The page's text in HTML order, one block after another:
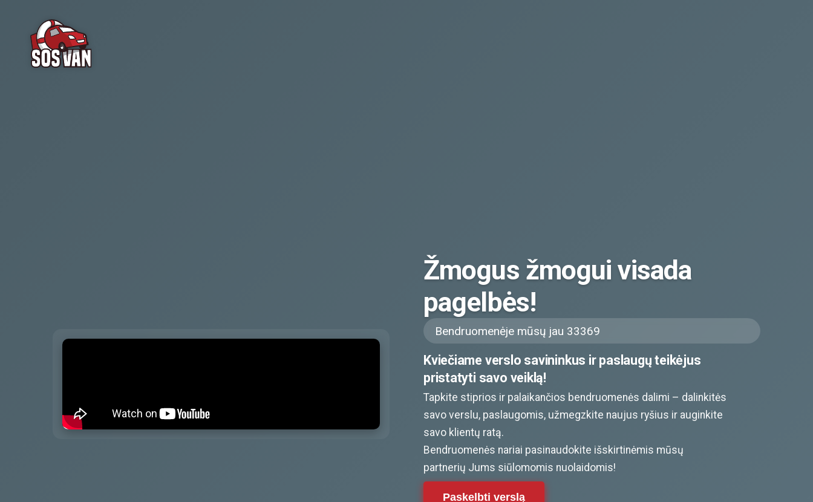
Žmogus žmogui visada
pagelbės!
Bendruomenėje mūsų jau 33369
Kviečiame verslo savininkus ir paslaugų teikėjus
pristatyti savo veiklą!
Tapkite stiprios ir palaikančios bendruomenės dalimi – dalinkitės
savo verslu, paslaugomis, užmegzkite naujus ryšius ir auginkite
savo klientų ratą.
Bendruomenės nariai pasinaudokite išskirtinėmis mūsų
partnerių Jums siūlomomis nuolaidomis!
Paskelbti verslą